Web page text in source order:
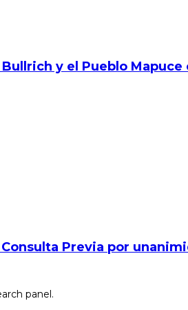
y el Pueblo
Previa por
panel.